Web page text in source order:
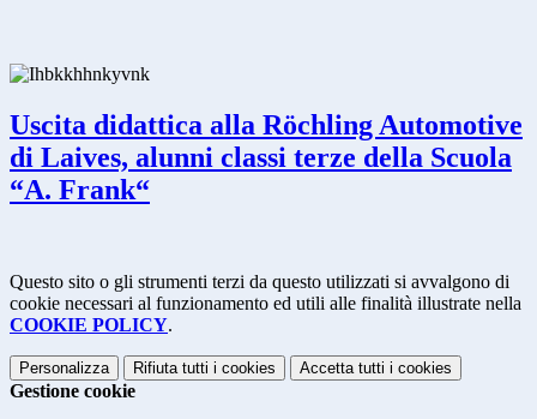
Uscita didattica alla Röchling Automotive
di Laives, alunni classi terze della Scuola
“A. Frank“
Questo sito o gli strumenti terzi da questo utilizzati si avvalgono di
cookie necessari al funzionamento ed utili alle finalità illustrate nella
COOKIE POLICY.
Personalizza Rifiuta tutti i cookies Accetta tutti i cookies
Gestione cookie